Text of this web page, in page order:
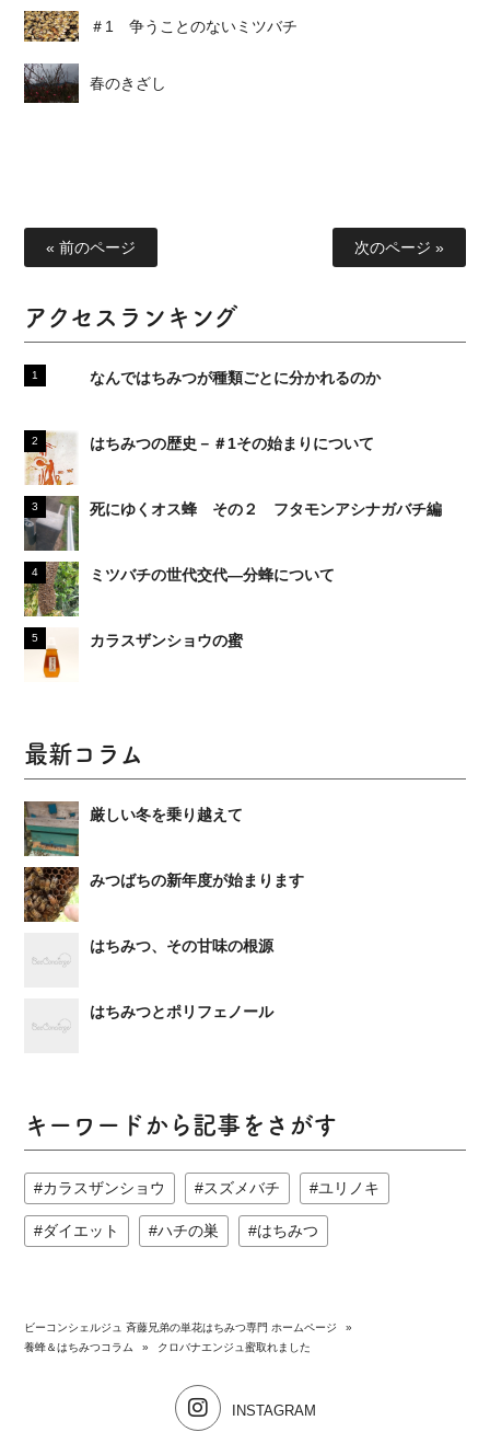
＃1 争うことのないミツバチ
春のきざし
« 前のページ 次のページ »
アクセスランキング
なんではちみつが種類ごとに分かれるのか
はちみつの歴史－＃1その始まりについて
死にゆくオス蜂 その２ フタモンアシナガバチ編
ミツバチの世代交代―分蜂について
カラスザンショウの蜜
最新コラム
厳しい冬を乗り越えて
みつばちの新年度が始まります
はちみつ、その甘味の根源
はちみつとポリフェノール
キーワードから記事をさがす
カラスザンショウ スズメバチ ユリノキ
ダイエット ハチの巣 はちみつ
ビーコンシェルジュ 斉藤兄弟の単花はちみつ専門 ホームページ
»
養蜂＆はちみつコラム
» クロバナエンジュ蜜取れました
INSTAGRAM